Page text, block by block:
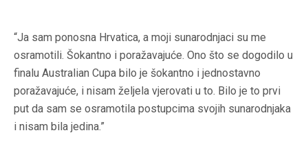
“Ja sam ponosna Hrvatica, a moji sunarodnjaci su me
osramotili. Šokantno i poražavajuće. Ono što se dogodilo u
finalu Australian Cupa bilo je šokantno i jednostavno
poražavajuće, i nisam željela vjerovati u to. Bilo je to prvi
put da sam se osramotila postupcima svojih sunarodnjaka
i nisam bila jedina.”